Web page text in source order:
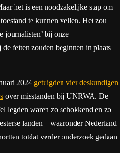
het is een noodzakelijke stap om
te kunnen vellen. Het zou
journalisten’ bij onze
de feiten zouden beginnen in plaats
2024 getuigden vier deskundigen
over misstanden bij UNRWA. De
legden waren zo schokkend en zo
landen – waaronder Nederland
totdat verder onderzoek gedaan